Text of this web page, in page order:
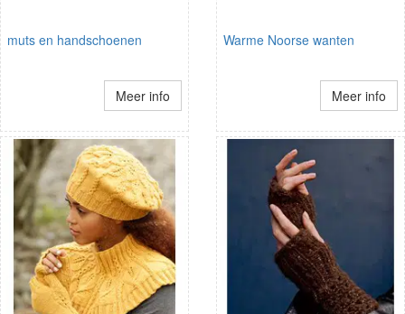
muts en handschoenen
Meer info
Warme Noorse wanten
Meer info